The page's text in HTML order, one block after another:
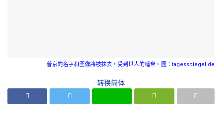
普京的名字和圖像將被抹去，受到世人的唾棄。圖：tagesspiegel.de
转换简体